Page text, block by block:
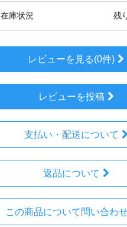
在庫状況 残
レビューを見る(0件)
レビューを投稿
支払い・配送について
返品について
この商品について問い合わ